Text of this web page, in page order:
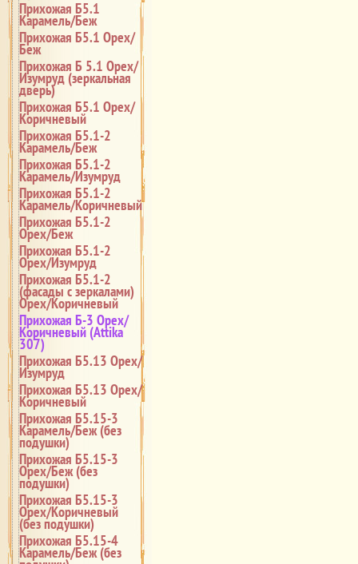
Прихожая Б5.1
Карамель/Беж
Прихожая Б5.1 Орех/
Беж
Прихожая Б 5.1 Орех/
Изумруд (зеркальная
дверь)
Прихожая Б5.1 Орех/
Коричневый
Прихожая Б5.1-2
Карамель/Беж
Прихожая Б5.1-2
Карамель/Изумруд
Прихожая Б5.1-2
Карамель/Коричневый
Прихожая Б5.1-2
Орех/Беж
Прихожая Б5.1-2
Орех/Изумруд
Прихожая Б5.1-2
(фасады с зеркалами)
Орех/Коричневый
Прихожая Б-3 Орех/
Коричневый (Attika
307)
Прихожая Б5.13 Орех/
Изумруд
Прихожая Б5.13 Орех/
Коричневый
Прихожая Б5.15-3
Карамель/Беж (без
подушки)
Прихожая Б5.15-3
Орех/Беж (без
подушки)
Прихожая Б5.15-3
Орех/Коричневый
(без подушки)
Прихожая Б5.15-4
Карамель/Беж (без